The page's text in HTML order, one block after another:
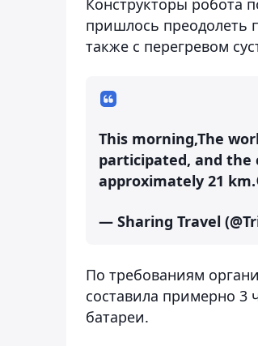
пришлось преодолеть
также с перегревом
This morning,The
participated, and the
approximately 21
— Sharing Travel
По требованиям
составила примерно 3
батареи.